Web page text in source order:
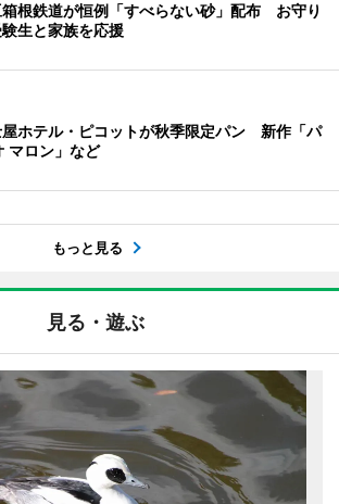
根鉄道が恒例「すべらない砂」配布 お守り
生と家族を応援
ホテル・ピコットが秋季限定パン 新作「パ
マロン」など
もっと見る
見る・遊ぶ